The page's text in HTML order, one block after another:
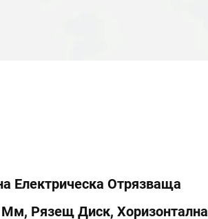
Електрическа Отрязваща
Рязещ Диск, Хоризонтална